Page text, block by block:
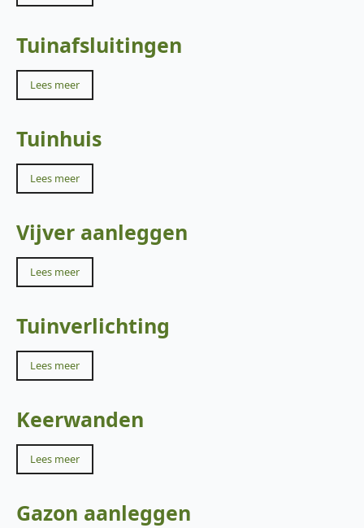
Tuinafsluitingen
Lees meer
Tuinhuis
Lees meer
Vijver aanleggen
Lees meer
Tuinverlichting
Lees meer
Keerwanden
Lees meer
Gazon aanleggen